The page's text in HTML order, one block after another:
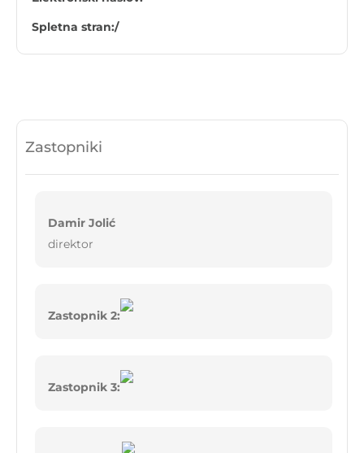
Spletna stran:/
Zastopniki
Damir Jolić
direktor
Zastopnik 2:
Zastopnik 3: